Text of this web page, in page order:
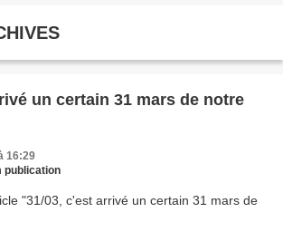
un certain 31 mars de notre
16:29
publication